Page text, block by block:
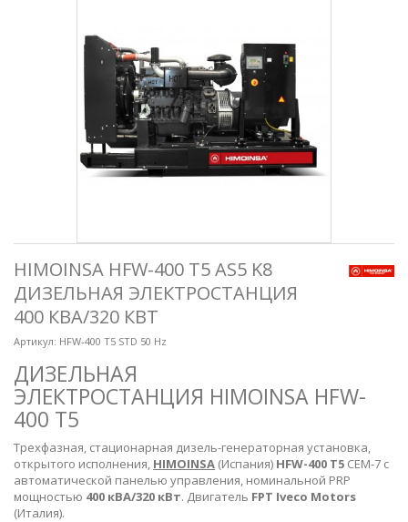
HIMOINSA HFW-400 T5 AS5 K8
ДИЗЕЛЬНАЯ ЭЛЕКТРОСТАНЦИЯ
400 КВА/320 КВТ
Артикул: HFW-400 T5 STD 50 Hz
ДИЗЕЛЬНАЯ
ЭЛЕКТРОСТАНЦИЯ HIMOINSA HFW-
400 T5
Трехфазная, стационарная дизель-генераторная установка,
открытого исполнения, HIMOINSA (Испания) HFW-400 T5 CEM-7 с
автоматической панелью управления, номинальной PRP
мощностью 400 кВА/320 кВт. Двигатель FPT Iveco Motors
(Италия).